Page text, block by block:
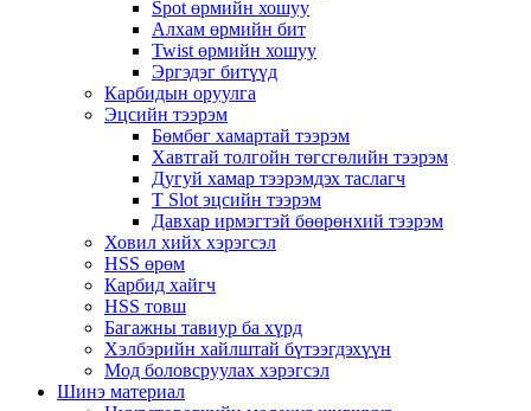
Spot өрмийн хошуу
Алхам өрмийн бит
Twist өрмийн хошуу
Эргэдэг битүүд
Карбидын оруулга
Эцсийн тээрэм
Бөмбөг хамартай тээрэм
Хавтгай толгойн төгсгөлийн тээрэм
Дугуй хамар тээрэмдэх таслагч
T Slot эцсийн тээрэм
Давхар ирмэгтэй бөөрөнхий тээрэм
Ховил хийх хэрэгсэл
HSS өрөм
Карбид хайгч
HSS товш
Багажны тавиур ба хүрд
Хэлбэрийн хайлштай бүтээгдэхүүн
Мод боловсруулах хэрэгсэл
Шинэ материал